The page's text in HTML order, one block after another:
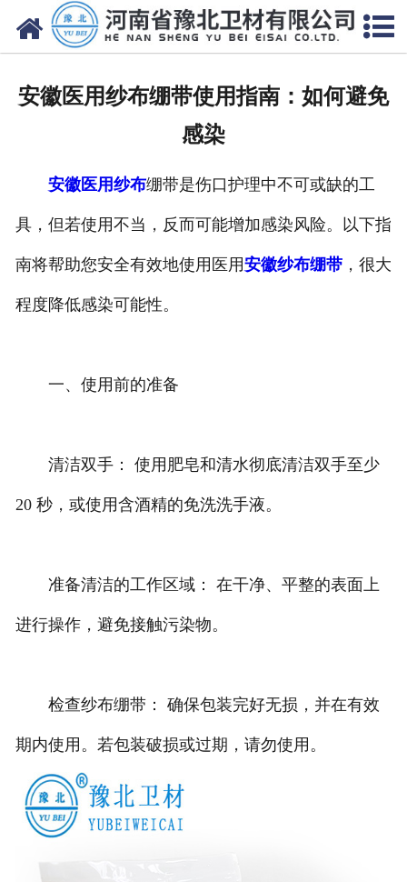
网站首页
厂房设备
安徽医用纱布绷带使用指南：如何避免
感染
安徽医用纱布绷带是伤口护理中不可或缺的工
具，但若使用不当，反而可能增加感染风险。以下指
南将帮助您安全有效地使用医用安徽纱布绷带，很大
程度降低感染可能性。
一、使用前的准备
清洁双手： 使用肥皂和清水彻底清洁双手至少
20 秒，或使用含酒精的免洗洗手液。
准备清洁的工作区域： 在干净、平整的表面上
进行操作，避免接触污染物。
检查纱布绷带： 确保包装完好无损，并在有效
期内使用。若包装破损或过期，请勿使用。